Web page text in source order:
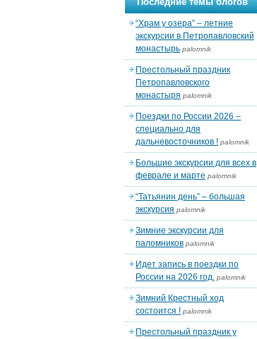
“Храм у озера” – летние
экскурсии в Петропавловский
монастырь palomnik
Престольный праздник
Петропавловского
монастыря palomnik
Поездки по России 2026 –
специально для
дальневосточников ! palomnik
Большие экскурсии для всех в
феврале и марте palomnik
“Татьянин день” – большая
экскурсия palomnik
Зимние экскурсии для
паломников palomnik
Идет запись в поездки по
России на 2026 год. palomnik
Зимний Крестный ход
состоится ! palomnik
Престольный праздник у